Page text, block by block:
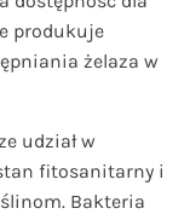
produkuje
żelaza w
udział w
fitosanitarny i
Bakteria